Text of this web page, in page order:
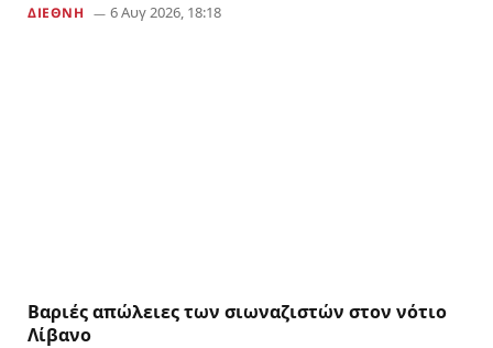
ΔΙΕΘΝΗ 6 Αυγ 2026, 18:18
Βαριές απώλειες των σιωναζιστών στον νότιο
Λίβανο